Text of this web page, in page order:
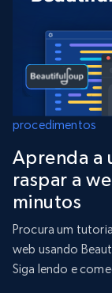
procedimentos
Aprenda a
raspar a
minutos
Procura um
web usando
Siga lendo e